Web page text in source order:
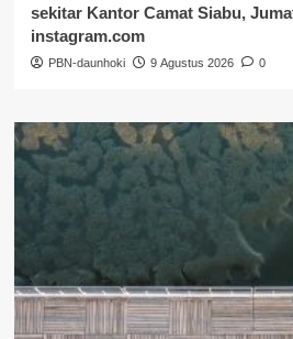
sekitar Kantor Camat Siabu,
instagram.com
PBN-daunhoki 9 Agustus 2026 0